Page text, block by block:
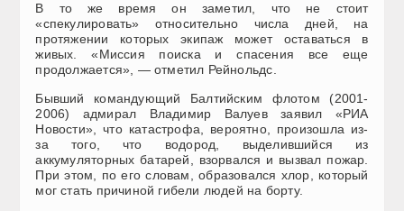
В то же время он заметил, что не стоит
«спекулировать» относительно числа дней, на
протяжении которых экипаж может оставаться в
живых. «Миссия поиска и спасения все еще
продолжается», — отметил Рейнольдс.
Бывший командующий Балтийским флотом (2001-
2006) адмирал Владимир Валуев заявил «РИА
Новости», что катастрофа, вероятно, произошла из-
за того, что водород, выделившийся из
аккумуляторных батарей, взорвался и вызвал пожар.
При этом, по его словам, образовался хлор, который
мог стать причиной гибели людей на борту.